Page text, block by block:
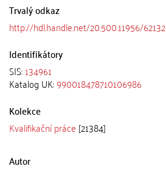
Trvalý odkaz
http://hdl.handle.net/20.500.11956/62132
Identifikátory
SIS:134961
Katalog UK:990018478710106986
Kolekce
Kvalifikační práce [21384]
Autor